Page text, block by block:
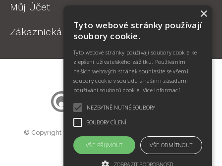
Můj Účet
Zákaznická Podpora
© Copyright SWIFT Jan Kotík. Všechna práva vyhrazena.
Prodej oční optiky BigMall.cz
×
Tyto webové stránky používají
soubory cookie.
Tyto webové stránky používají soubory cookie ke
zlepšení uživatelského zážitku. Používáním
našich webových stránek souhlasíte se všemi
soubory cookie v souladu s našimi zásadami
používání souborů cookie. Více informací
NEZBYTNĚ NUTNÉ SOUBORY
SOUBORY CÍLENÍ
VŠE PŘIJMOUT VŠE ODMÍTNOUT
ZOBRAZIT PODROBNOSTI